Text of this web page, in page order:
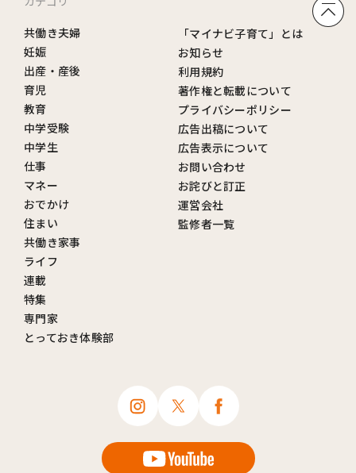
共働き夫婦
妊娠
出産・産後
育児
教育
中学受験
中学生
仕事
マネー
おでかけ
住まい
共働き家事
ライフ
連載
特集
専門家
とっておき体験部
「マイナビ子育て」とは
お知らせ
利用規約
著作権と転載について
プライバシーポリシー
広告出稿について
広告表示について
お問い合わせ
お詫びと訂正
運営会社
監修者一覧